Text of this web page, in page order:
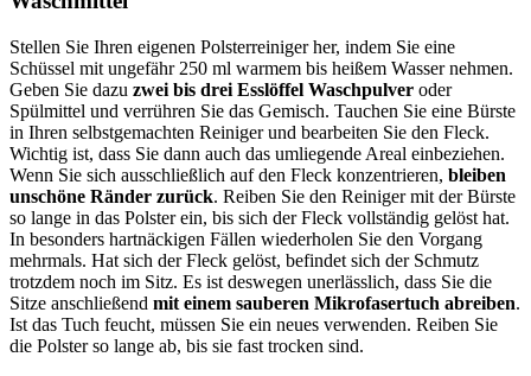
Stellen Sie Ihren eigenen Polsterreiniger her, indem Sie eine
Schüssel mit ungefähr 250 ml warmem bis heißem Wasser nehmen.
Geben Sie dazu zwei bis drei Esslöffel Waschpulver oder
Spülmittel und verrühren Sie das Gemisch. Tauchen Sie eine Bürste
in Ihren selbstgemachten Reiniger und bearbeiten Sie den Fleck.
Wichtig ist, dass Sie dann auch das umliegende Areal einbeziehen.
Wenn Sie sich ausschließlich auf den Fleck konzentrieren, bleiben
unschöne Ränder zurück. Reiben Sie den Reiniger mit der Bürste
so lange in das Polster ein, bis sich der Fleck vollständig gelöst hat.
In besonders hartnäckigen Fällen wiederholen Sie den Vorgang
mehrmals. Hat sich der Fleck gelöst, befindet sich der Schmutz
trotzdem noch im Sitz. Es ist deswegen unerlässlich, dass Sie die
Sitze anschließend mit einem sauberen Mikrofasertuch abreiben.
Ist das Tuch feucht, müssen Sie ein neues verwenden. Reiben Sie
die Polster so lange ab, bis sie fast trocken sind.